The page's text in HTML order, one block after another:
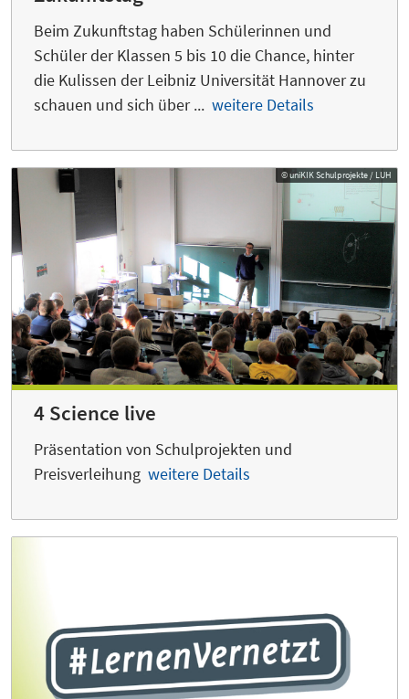
Beim Zukunftstag haben Schülerinnen und
Schüler der Klassen 5 bis 10 die Chance, hinter
die Kulissen der Leibniz Universität Hannover zu
schauen und sich über ... weitere Details
© uniKIK Schulprojekte / LUH
4 Science live
Präsentation von Schulprojekten und
Preisverleihung weitere Details